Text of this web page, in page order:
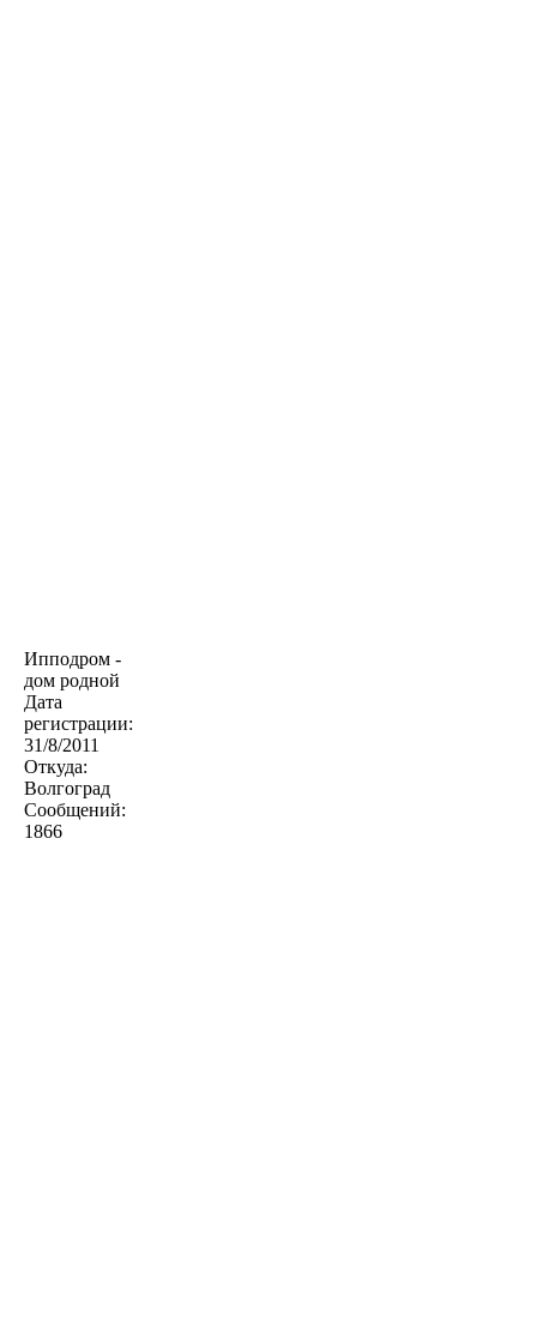
Ипподром -
дом родной
Дата
регистрации:
31/8/2011
Откуда:
Волгоград
Сообщений:
1866